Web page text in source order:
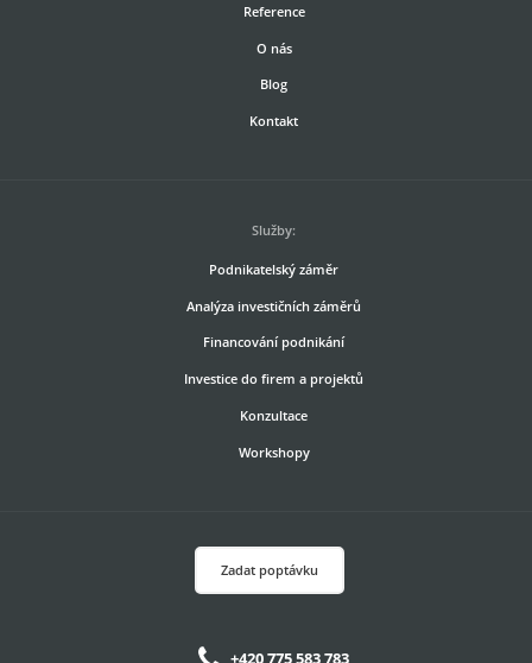
Reference
O nás
Blog
Kontakt
Služby:
Podnikatelský záměr
Analýza investičních záměrů
Financování podnikání
Investice do firem a projektů
Konzultace
Workshopy
Zadat poptávku